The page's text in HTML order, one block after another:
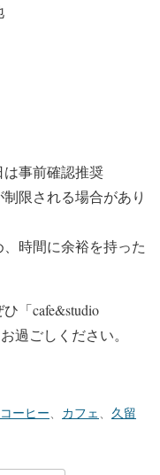
事前確認推奨
限される場合があり
時間に余裕を持った
「cafe&studio
過ごしください。
ーヒー カフェ
久留